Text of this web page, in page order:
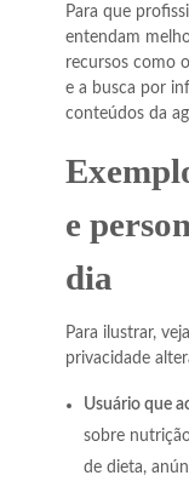
Para que
entendam
recursos como
e a busca por
conteúdos da
e
dia
Para ilustrar,
privacidade
Usuário que
sobre
de dieta,